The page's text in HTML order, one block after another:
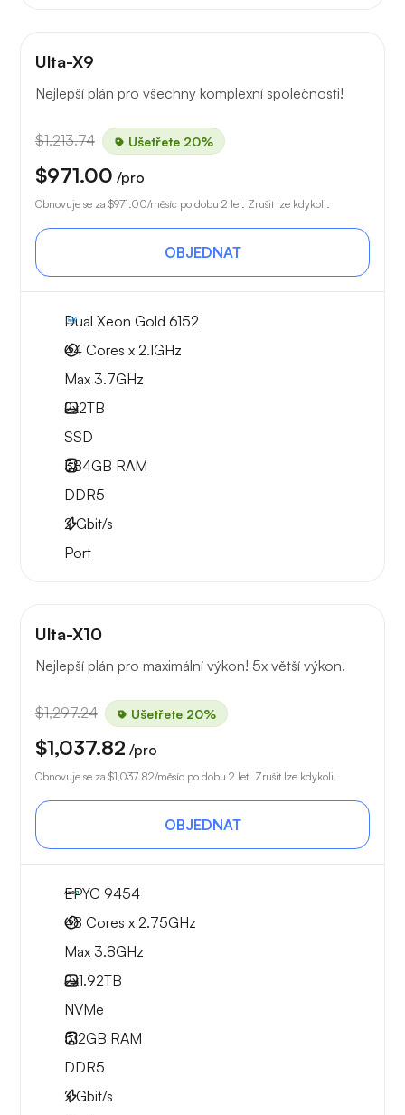
Ulta-X9
Nejlepší plán pro všechny komplexní společnosti!
$1,213.74 Ušetřete 20%
$971.00 /pro
Obnovuje se za $971.00/měsíc po dobu 2 let. Zrušit lze kdykoli.
OBJEDNAT
Dual Xeon Gold 6152
44 Cores x 2.1GHz
Max 3.7GHz
2x2TB
SSD
384GB RAM
DDR5
2Gbit/s
Port
Ulta-X10
Nejlepší plán pro maximální výkon! 5x větší výkon.
$1,297.24 Ušetřete 20%
$1,037.82 /pro
Obnovuje se za $1,037.82/měsíc po dobu 2 let. Zrušit lze kdykoli.
OBJEDNAT
EPYC 9454
48 Cores x 2.75GHz
Max 3.8GHz
2x1.92TB
NVMe
512GB RAM
DDR5
2Gbit/s